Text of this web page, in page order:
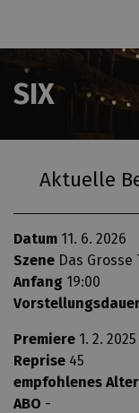
SIX
Aktuelle
Datum 11. 6. 2026
Szene Das
Anfang 19:00
Premiere 1. 2. 2025
Reprise 45
empfohlenes Alter
ABO -